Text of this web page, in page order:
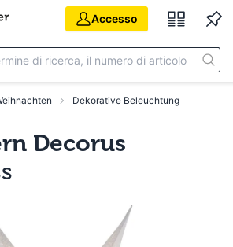
Accesso
Dekorative Beleuchtung
Decorus